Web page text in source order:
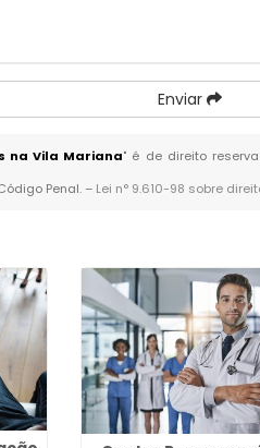
Enviar
na Vila Mariana" é de direito
Penal. – Lei n° 9.610-98 sobre